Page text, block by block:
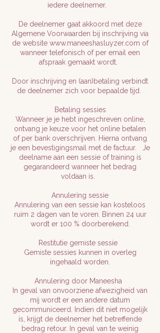
iedere deelnemer.
De deelnemer gaat akkoord met deze
Algemene Voorwaarden bij inschrijving via
de website www.maneeshasluyzer.com of
wanneer telefonisch of per email een
afspraak gemaakt wordt.
Door inschrijving en (aan)betaling verbindt
de deelnemer zich voor bepaalde tijd.
Betaling sessies
Wanneer je je hebt ingeschreven online,
ontvang je keuze voor het online betalen
of per bank overschrijven. Hierna ontvang
je een bevestigingsmail met de factuur. Je
deelname aan een sessie of training is
gegarandeerd wanneer het bedrag
voldaan is.
Annulering sessie
Annulering van een sessie kan kosteloos
ruim 2 dagen van te voren. Binnen 24 uur
wordt er 100 % doorberekend.
Restitutie gemiste sessie
Gemiste sessies kunnen in overleg
ingehaald worden.
Annulering door Maneesha
In geval van onvoorziene afwezigheid van
mij wordt er een andere datum
gecommuniceerd. Indien dit niet mogelijk
is, krijgt de deelnemer het betreffende
bedrag retour. In geval van te weinig